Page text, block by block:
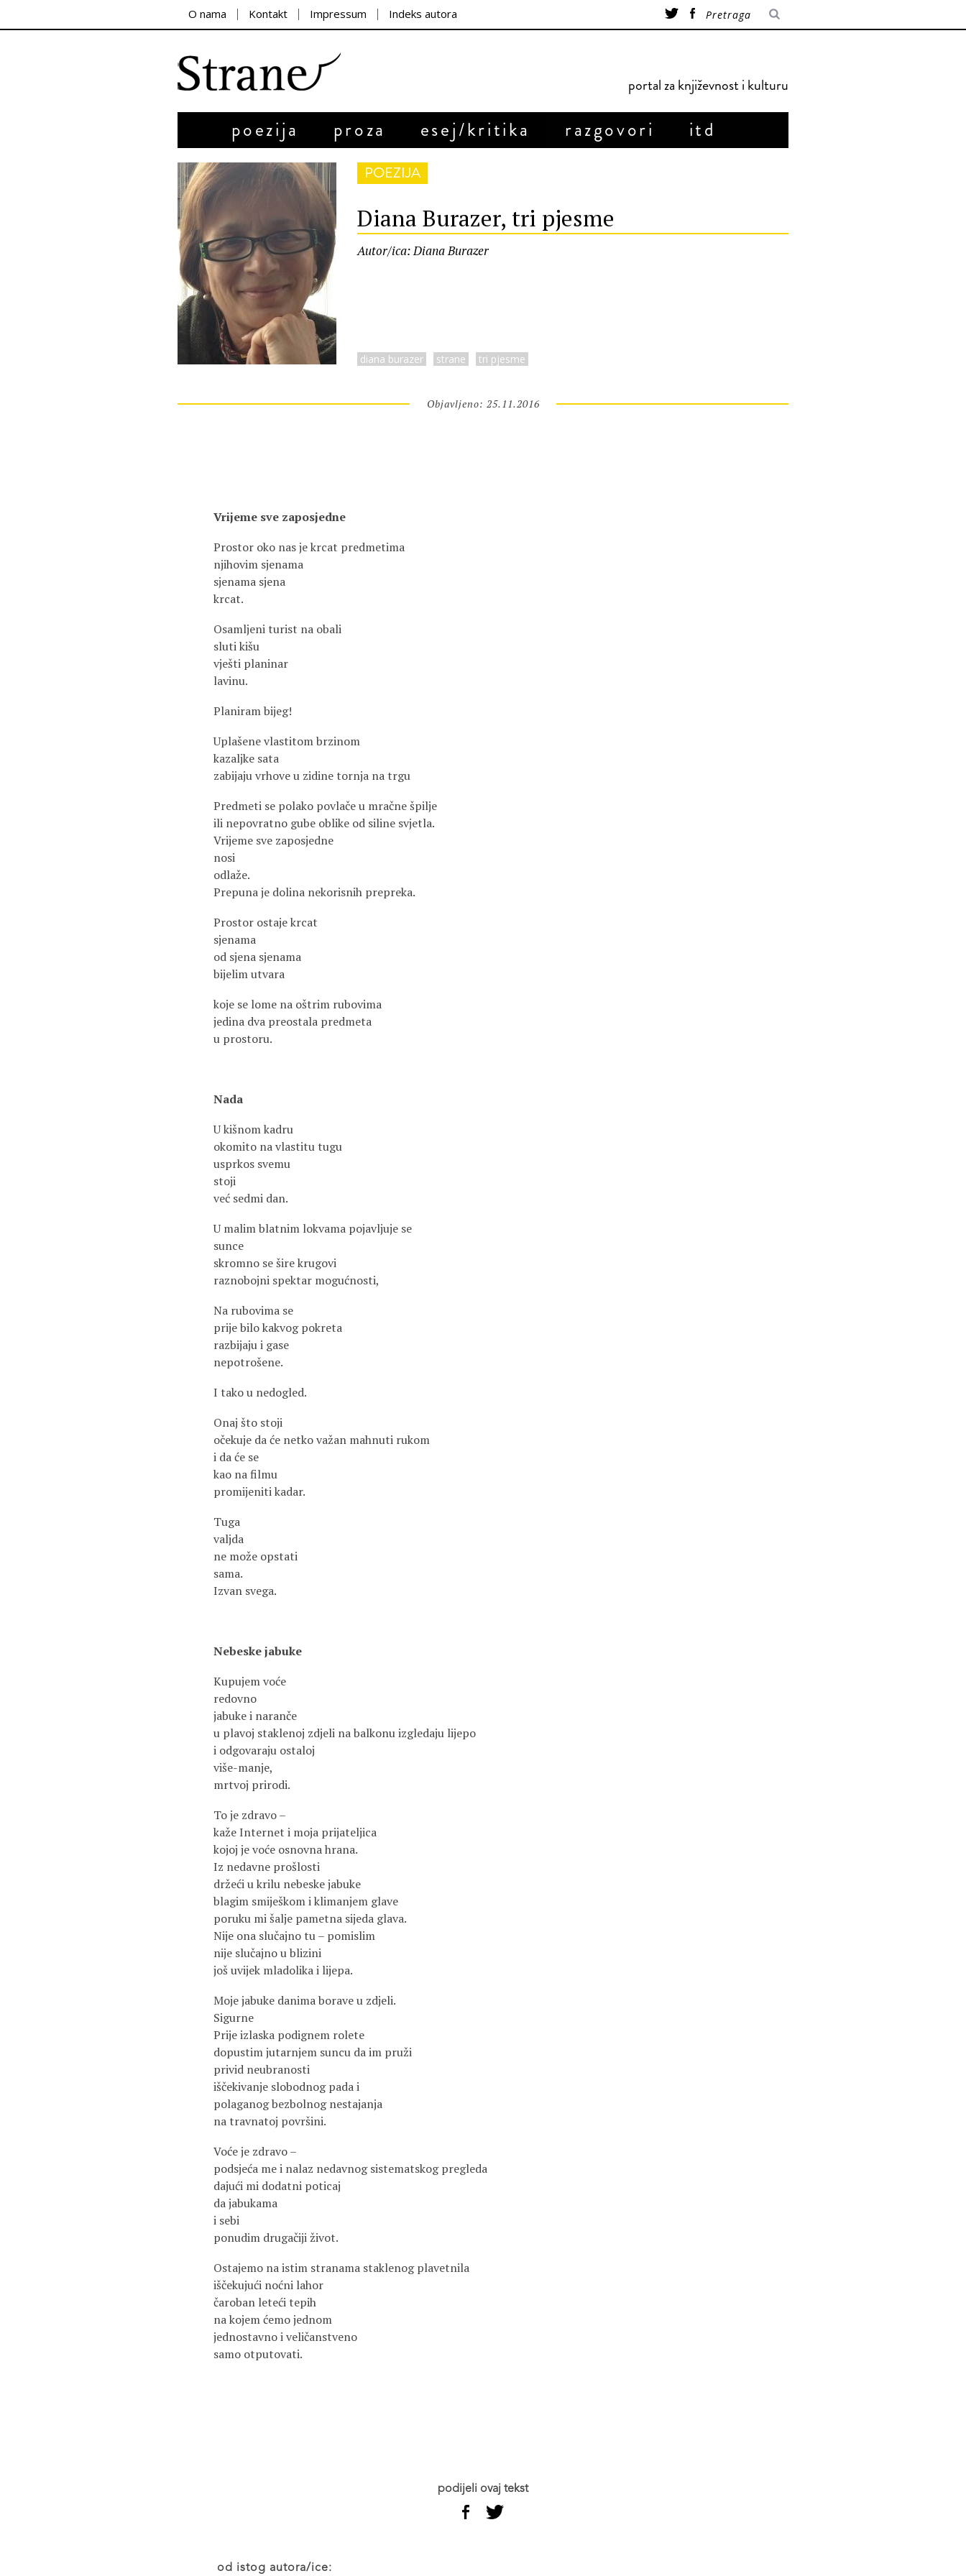
O nama Kontakt Impressum Indeks autora
portal za književnost i kulturu
poezija proza esej/kritika razgovori itd
POEZIJA
Diana Burazer, tri pjesme
Autor/ica: Diana Burazer
diana burazer strane tri pjesme
Objavljeno: 25.11.2016
Vrijeme sve zaposjedne
Prostor oko nas je krcat predmetima
njihovim sjenama
sjenama sjena
krcat.
Osamljeni turist na obali
sluti kišu
vješti planinar
lavinu.
Planiram bijeg!
Uplašene vlastitom brzinom
kazaljke sata
zabijaju vrhove u zidine tornja na trgu
Predmeti se polako povlače u mračne špilje
ili nepovratno gube oblike od siline svjetla.
Vrijeme sve zaposjedne
nosi
odlaže.
Prepuna je dolina nekorisnih prepreka.
Prostor ostaje krcat
sjenama
od sjena sjenama
bijelim utvara
koje se lome na oštrim rubovima
jedina dva preostala predmeta
u prostoru.
Nada
U kišnom kadru
okomito na vlastitu tugu
usprkos svemu
stoji
već sedmi dan.
U malim blatnim lokvama pojavljuje se
sunce
skromno se šire krugovi
raznobojni spektar mogućnosti,
Na rubovima se
prije bilo kakvog pokreta
razbijaju i gase
nepotrošene.
I tako u nedogled.
Onaj što stoji
očekuje da će netko važan mahnuti rukom
i da će se
kao na filmu
promijeniti kadar.
Tuga
valjda
ne može opstati
sama.
Izvan svega.
Nebeske jabuke
Kupujem voće
redovno
jabuke i naranče
u plavoj staklenoj zdjeli na balkonu izgledaju lijepo
i odgovaraju ostaloj
više-manje,
mrtvoj prirodi.
To je zdravo –
kaže Internet i moja prijateljica
kojoj je voće osnovna hrana.
Iz nedavne prošlosti
držeći u krilu nebeske jabuke
blagim smiješkom i klimanjem glave
poruku mi šalje pametna sijeda glava.
Nije ona slučajno tu – pomislim
nije slučajno u blizini
još uvijek mladolika i lijepa.
Moje jabuke danima borave u zdjeli.
Sigurne
Prije izlaska podignem rolete
dopustim jutarnjem suncu da im pruži
privid neubranosti
iščekivanje slobodnog pada i
polaganog bezbolnog nestajanja
na travnatoj površini.
Voće je zdravo –
podsjeća me i nalaz nedavnog sistematskog pregleda
dajući mi dodatni poticaj
da jabukama
i sebi
ponudim drugačiji život.
Ostajemo na istim stranama staklenog plavetnila
iščekujući noćni lahor
čaroban leteći tepih
na kojem ćemo jednom
jednostavno i veličanstveno
samo otputovati.
podijeli ovaj tekst
od istog autora/ice: